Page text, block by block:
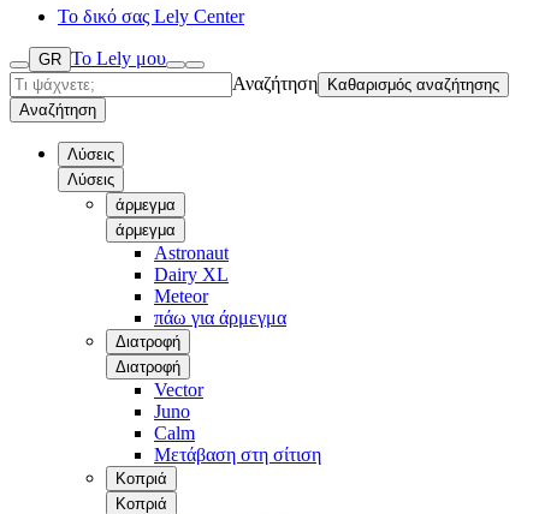
Το δικό σας Lely Center
GR Το Lely μου
Αναζήτηση
Καθαρισμός αναζήτησης
Αναζήτηση
Λύσεις
Λύσεις
άρμεγμα
άρμεγμα
Astronaut
Dairy XL
Meteor
πάω για άρμεγμα
Διατροφή
Διατροφή
Vector
Juno
Calm
Μετάβαση στη σίτιση
Κοπριά
Κοπριά